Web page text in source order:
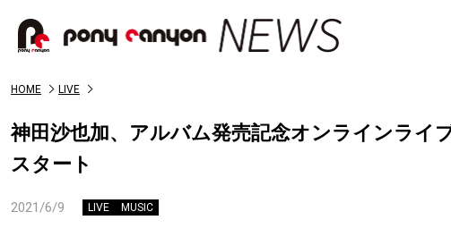
HOME LIVE
神田沙也加、アルバム発売記念オンラインライ
スタート
2021/6/9 LIVE MUSIC